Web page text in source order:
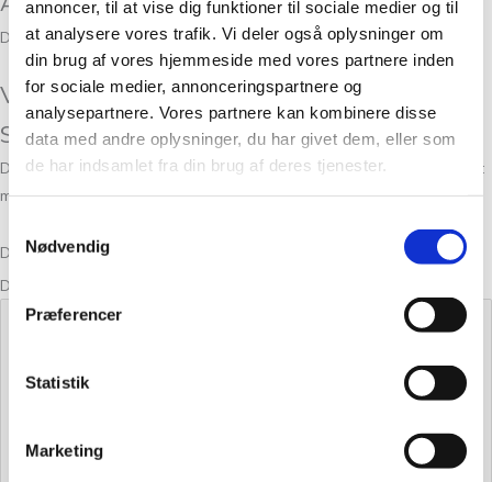
annoncer, til at vise dig funktioner til sociale medier og til
at analysere vores trafik. Vi deler også oplysninger om
din brug af vores hjemmeside med vores partnere inden
for sociale medier, annonceringspartnere og
analysepartnere. Vores partnere kan kombinere disse
data med andre oplysninger, du har givet dem, eller som
de har indsamlet fra din brug af deres tjenester.
Nødvendig
Præferencer
Statistik
Marketing
Der er endnu ikke nogle anmeldelser.
Vær den første til at anmelde “BADGER
SWEATER”
Din e-mailadresse vil ikke blive publiceret. Krævede felter er markeret
med*
Din bedømmelse
Din anmeldelse